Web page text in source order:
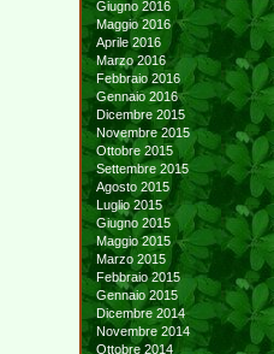
Giugno 2016
Maggio 2016
Aprile 2016
Marzo 2016
Febbraio 2016
Gennaio 2016
Dicembre 2015
Novembre 2015
Ottobre 2015
Settembre 2015
Agosto 2015
Luglio 2015
Giugno 2015
Maggio 2015
Marzo 2015
Febbraio 2015
Gennaio 2015
Dicembre 2014
Novembre 2014
Ottobre 2014